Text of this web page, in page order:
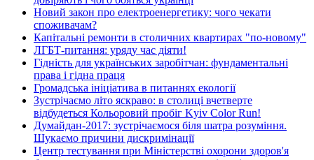
Новий закон про електроенергетику: чого чекати
споживачам?
Капітальні ремонти в столичних квартирах "по-новому"
ЛГБТ-питання: уряду час діяти!
Гідність для українських заробітчан: фундаментальні
права і гідна праця
Громадська ініціатива в питаннях екології
Зустрічаємо літо яскраво: в столиці вчетверте
відбудеться Кольоровий пробіг Kyiv Color Run!
Думайдан-2017: зустрічаємося біля шатра розуміння.
Шукаємо причини дискримінації
Центр тестування при Міністерстві охорони здоров'я